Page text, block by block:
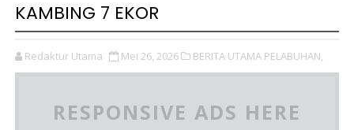
KAMBING 7 EKOR
Redaktur Utama Mei 26, 2026 BERITA UTAMA PELABUHAN,
RESPONSIVE ADS HERE